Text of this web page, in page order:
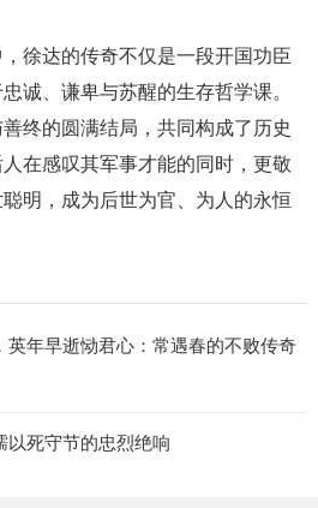
徐达的传奇不仅是一段开国功臣
诚、谦卑与苏醒的生存哲学课。
终的圆满结局，共同构成了历史
在感叹其军事才能的同时，更敬
明，成为后世为官、为人的永恒
英年早逝恸君心：常遇春的不败传奇
以死守节的忠烈绝响